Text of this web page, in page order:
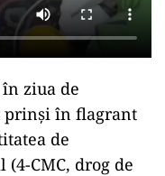
în ziua de
prinși în flagrant
de
CMC, drog de